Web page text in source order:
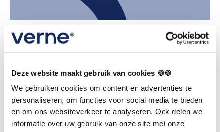
Deze website maakt gebruik van cookies 🍪🍪
We gebruiken cookies om content en advertenties te
personaliseren, om functies voor social media te bieden
en om ons websiteverkeer te analyseren. Ook delen we
informatie over uw gebruik van onze site met onze
Wat zijn de voordelen
De oplossing heeft grote voordelen voor jou als
fysiotherapeut.